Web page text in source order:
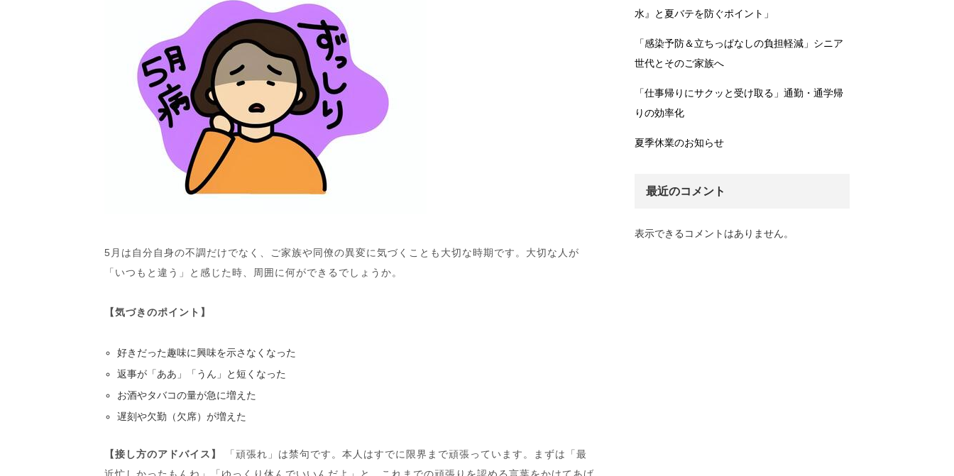
5月は自分自身の不調だけでなく、ご家族や同僚の異変に気づくことも大切な時期です。大切な人が
「いつもと違う」と感じた時、周囲に何ができるでしょうか。
【気づきのポイント】
好きだった趣味に興味を示さなくなった
返事が「ああ」「うん」と短くなった
お酒やタバコの量が急に増えた
遅刻や欠勤（欠席）が増えた
【接し方のアドバイス】
「頑張れ」は禁句です。本人はすでに限界まで頑張っています。まずは「最
水』と夏バテを防ぐポイント」
「感染予防＆立ちっぱなしの負担軽減」シニア
世代とそのご家族へ
「仕事帰りにサクッと受け取る」通勤・通学帰
りの効率化
夏季休業のお知らせ
最近のコメント
表示できるコメントはありません。